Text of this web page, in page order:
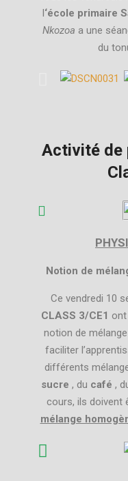
l‘école primaire
Nkozoa a une
du
Activité de
Notion de
Ce vendredi 10
CLASS 3/CE1
notion de
faciliter
différents
sucre , du café ,
cours, ils doivent
mélange